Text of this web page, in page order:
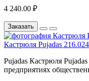
4 240.00 ₽
Заказать
Кастрюля Pujadas
Pujadas Кастрюля
предприятиях